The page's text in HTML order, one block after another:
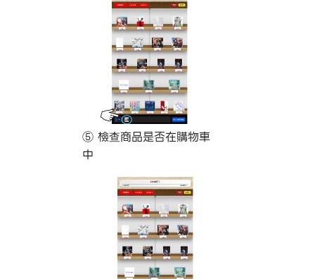
⑤ 檢查商品是否在購物車
中